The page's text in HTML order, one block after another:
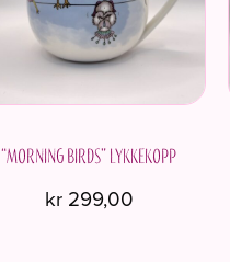
“Morning birds” Lykkekopp
kr299,00